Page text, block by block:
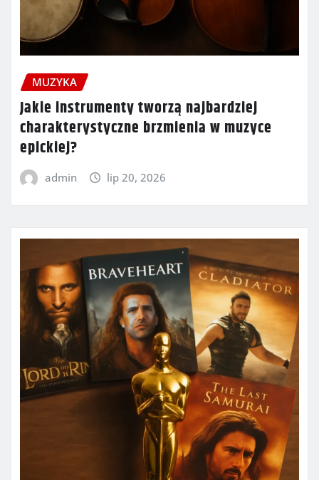
MUZYKA
Jakie instrumenty tworzą najbardziej
charakterystyczne brzmienia w muzyce
epickiej?
admin lip 20, 2026